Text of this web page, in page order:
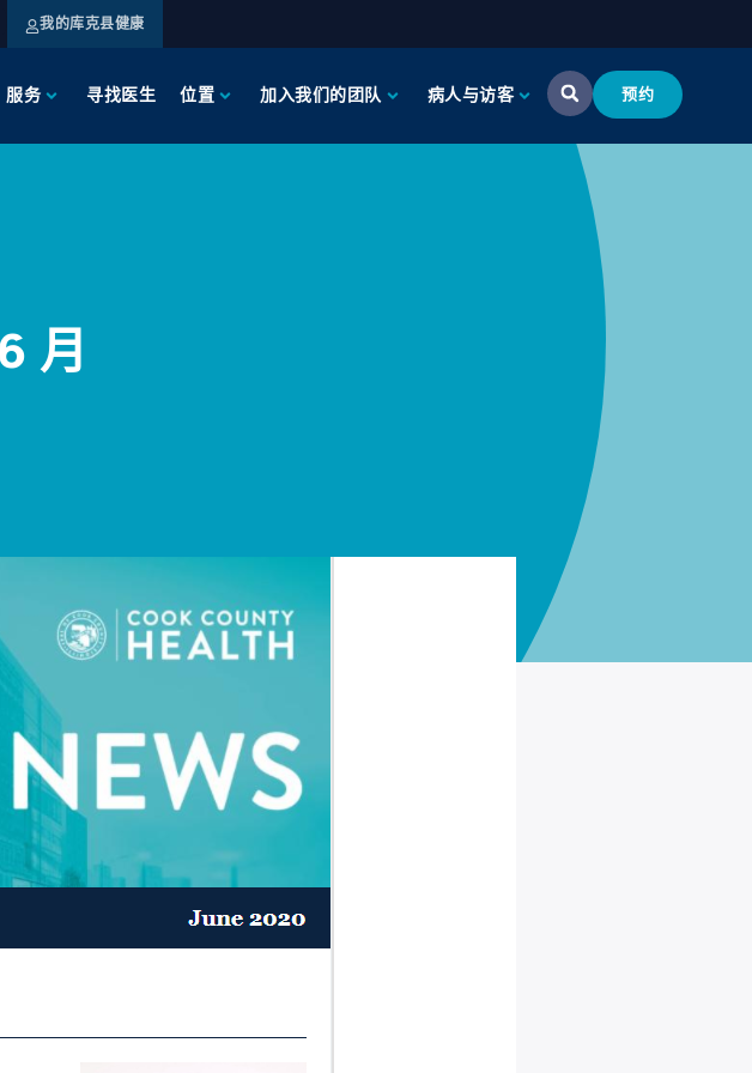
我的库克县健康
服务 寻找医生 位置 加入我们的团队 病人与访客 预约
月